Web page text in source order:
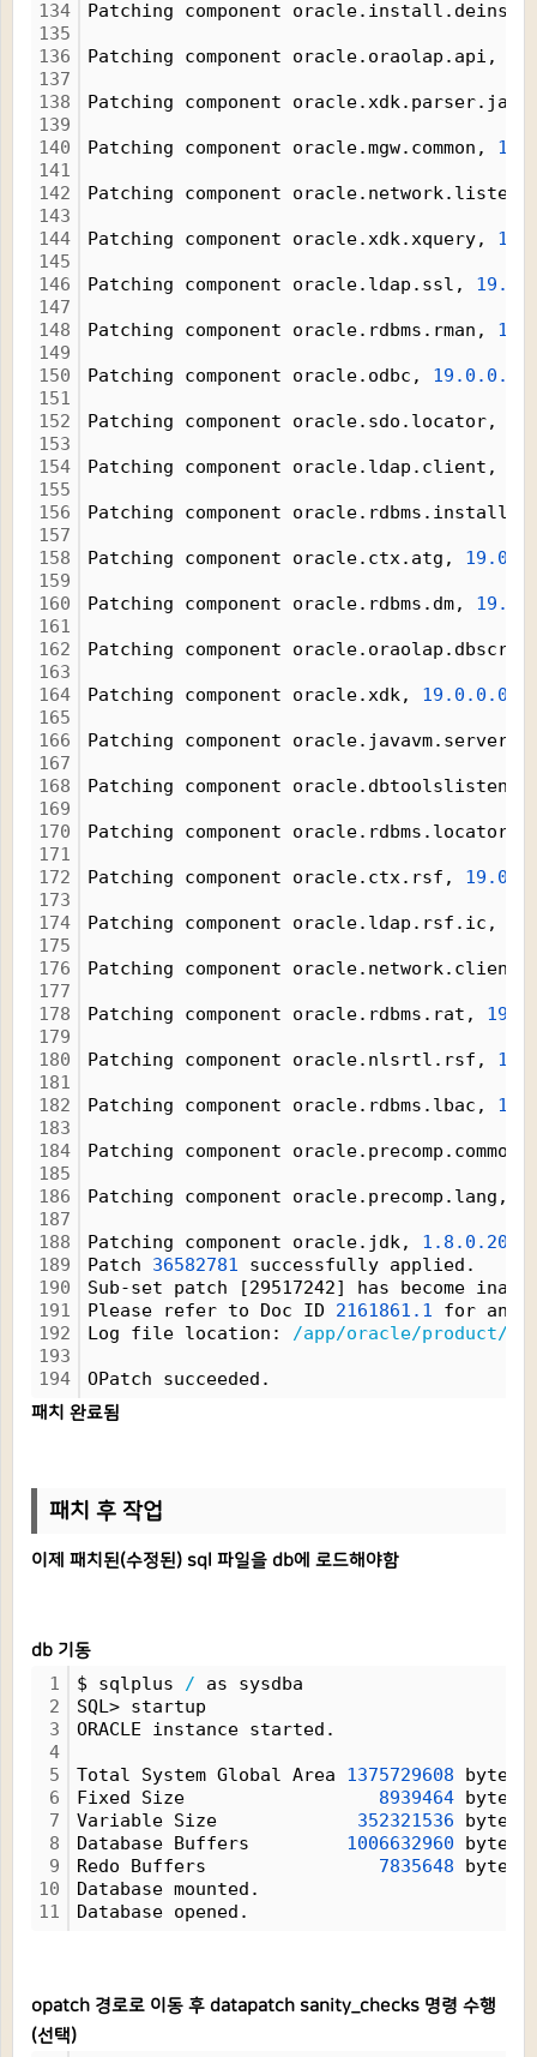
134
135
136
137
138
139
140
141
142
143
144
145
146
147
148
149
150
151
152
153
154
155
156
157
158
159
160
161
162
163
164
165
166
167
168
169
170
171
172
173
174
175
176
177
178
179
180
181
182
183
184
185
186
187
188
189
190
191
192
193
194
Patching component
Patching component oracle.oraolap.api,
Patching component
Patching component oracle.mgw.common,
Patching component
Patching component oracle.xdk.xquery,
Patching component oracle.ldap.ssl,
Patching component oracle.rdbms.rman,
Patching component oracle.odbc,
Patching component oracle.sdo.locator,
Patching component oracle.ldap.client,
Patching component
Patching component oracle.ctx.atg,
Patching component oracle.rdbms.dm,
Patching component
Patching component oracle.xdk,
Patching component oracle.javavm.server,
Patching component
Patching component oracle.rdbms.locator,
Patching component oracle.ctx.rsf,
Patching component oracle.ldap.rsf.ic,
Patching component
Patching component oracle.rdbms.rat,
Patching component oracle.nlsrtl.rsf,
Patching component oracle.rdbms.lbac,
Patching component
Patching component oracle.precomp.lang,
Patching component oracle.jdk,
Patch 36582781 successfully applied.
Sub-set patch [29517242] has become
Please refer to Doc ID 2161861.1 for any
Log file location: /app/oracle/product/
OPatch succeeded.
패치 완료됨
패치 후 작업
이제 패치된(수정된) sql 파일을 db에 로드해야함
db 기동
1
2
3
4
5
6
7
8
9
10
11
$ sqlplus / as sysdba
SQL> startup
ORACLE instance started.
Total System Global Area 1375729608 bytes
Fixed Size 8939464 bytes
Variable Size 352321536 bytes
Database Buffers 1006632960 bytes
Redo Buffers 7835648 bytes
Database mounted.
Database opened.
opatch 경로로 이동 후 datapatch sanity_checks 명령 수행
(선택)